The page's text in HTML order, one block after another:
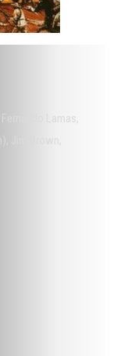
Fernando Lamas,